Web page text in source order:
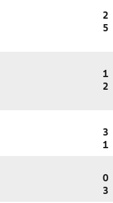
2
5
1
2
3
1
0
3